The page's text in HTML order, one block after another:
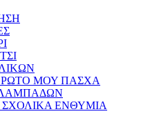
ΜΟΥ ΠΑΣΧΑ
ΕΝΘΥΜΙΑ